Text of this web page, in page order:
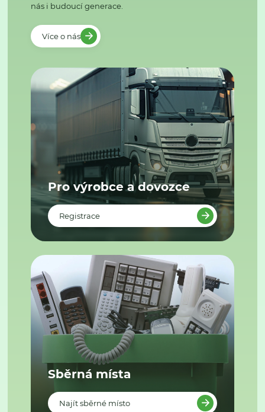
nás i budoucí generace.
Více o nás
Pro výrobce a dovozce
Registrace
Sběrná místa
Najít sběrné místo